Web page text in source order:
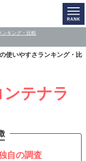
ンキング・比較
使いやすさランキング・比
ンテナラ
自の調査